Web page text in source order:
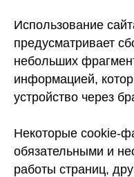
Использование
предусматривает
небольших
информацией,
устройство через
Некоторые cookie-
обязательными и
работы страниц,